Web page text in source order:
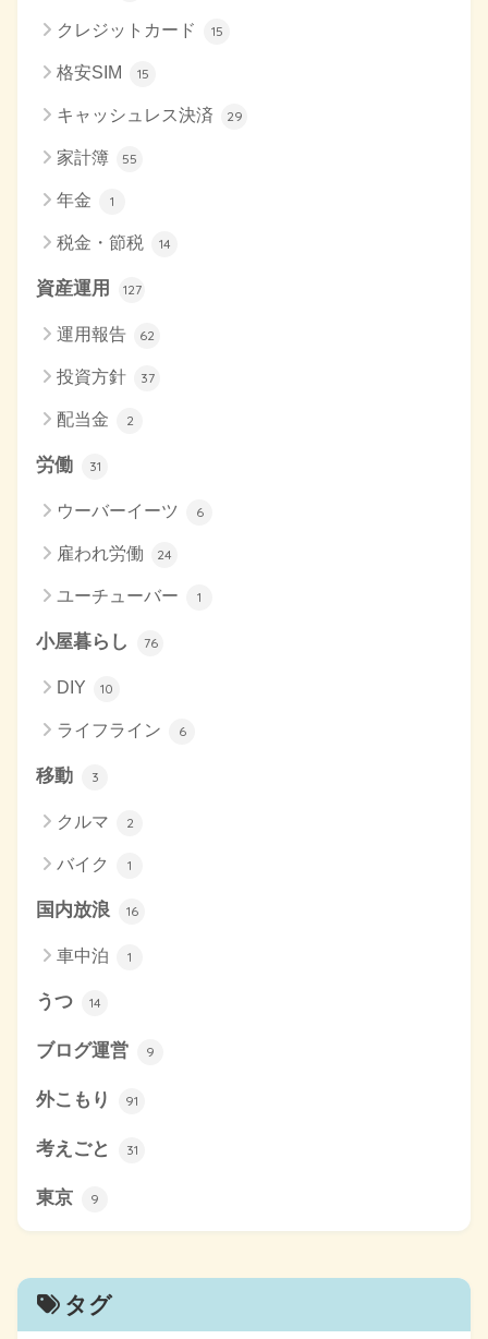
クレジットカード 15
格安SIM 15
キャッシュレス決済 29
家計簿 55
年金 1
税金・節税 14
資産運用 127
運用報告 62
投資方針 37
配当金 2
労働 31
ウーバーイーツ 6
雇われ労働 24
ユーチューバー 1
小屋暮らし 76
DIY 10
ライフライン 6
移動 3
クルマ 2
バイク 1
国内放浪 16
車中泊 1
うつ 14
ブログ運営 9
外こもり 91
考えごと 31
東京 9
タグ